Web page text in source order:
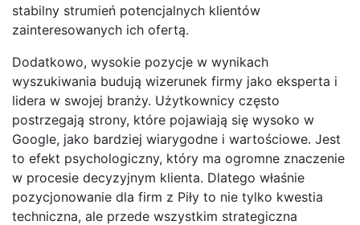
stabilny strumień potencjalnych klientów
zainteresowanych ich ofertą.
Dodatkowo, wysokie pozycje w wynikach
wyszukiwania budują wizerunek firmy jako eksperta i
lidera w swojej branży. Użytkownicy często
postrzegają strony, które pojawiają się wysoko w
Google, jako bardziej wiarygodne i wartościowe. Jest
to efekt psychologiczny, który ma ogromne znaczenie
w procesie decyzyjnym klienta. Dlatego właśnie
pozycjonowanie dla firm z Piły to nie tylko kwestia
techniczna, ale przede wszystkim strategiczna